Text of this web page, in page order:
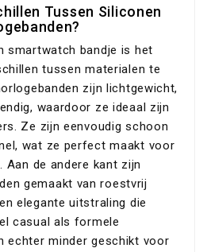
Tussen Siliconen
smartwatch bandje is het
tussen materialen te
zijn lichtgewicht,
waardoor ze ideaal zijn
Ze zijn eenvoudig schoon
wat ze perfect maakt voor
de andere kant zijn
gemaakt van roestvrij
elegante uitstraling die
casual als formele
echter minder geschikt voor